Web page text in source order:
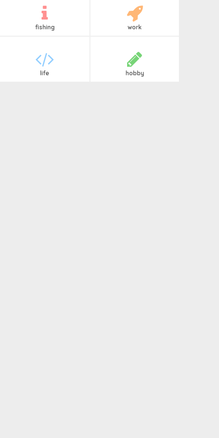
fishing work
life hobby